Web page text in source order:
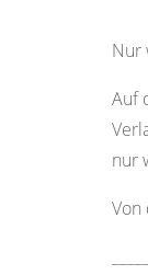
Nur
Auf
nur
Von